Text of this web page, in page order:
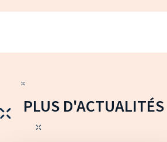
PLUS D'ACTUALITÉS